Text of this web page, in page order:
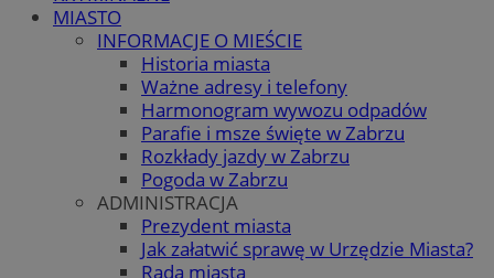
MIASTO
INFORMACJE O MIEŚCIE
Historia miasta
Ważne adresy i telefony
Harmonogram wywozu odpadów
Parafie i msze święte w Zabrzu
Rozkłady jazdy w Zabrzu
Pogoda w Zabrzu
ADMINISTRACJA
Prezydent miasta
Jak załatwić sprawę w Urzędzie Miasta?
Rada miasta